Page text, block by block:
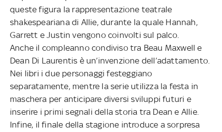
queste figura la rappresentazione teatrale
shakespeariana di Allie, durante la quale Hannah,
Garrett e Justin vengono coinvolti sul palco.
Anche il compleanno condiviso tra Beau Maxwell e
Dean Di Laurentis è un’invenzione dell’adattamento.
Nei libri i due personaggi festeggiano
separatamente, mentre la serie utilizza la festa in
maschera per anticipare diversi sviluppi futuri e
inserire i primi segnali della storia tra Dean e Allie.
Infine, il finale della stagione introduce a sorpresa